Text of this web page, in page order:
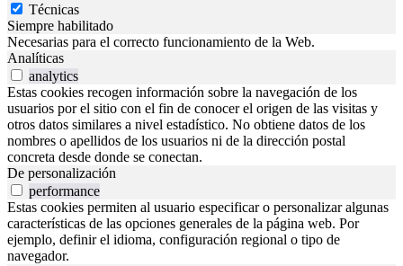
Técnicas
Siempre habilitado
Necesarias para el correcto funcionamiento de la Web.
Analíticas
analytics
Estas cookies recogen información sobre la navegación de los
usuarios por el sitio con el fin de conocer el origen de las visitas y
otros datos similares a nivel estadístico. No obtiene datos de los
nombres o apellidos de los usuarios ni de la dirección postal
concreta desde donde se conectan.
De personalización
performance
Estas cookies permiten al usuario especificar o personalizar algunas
características de las opciones generales de la página web. Por
ejemplo, definir el idioma, configuración regional o tipo de
navegador.